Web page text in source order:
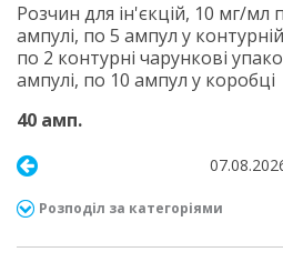
Розчин для ін'єкцій, 10 мг/мл
ампулі, по 5 ампул у
по 2 контурні чарункові
ампулі, по 10 ампул у коробці
40 амп.
Розподіл за категоріями